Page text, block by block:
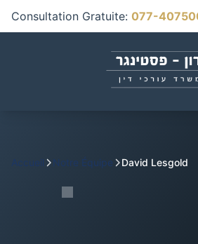
Consultation Gratuite: 077-
Accueil Notre Équipe David Lesgold